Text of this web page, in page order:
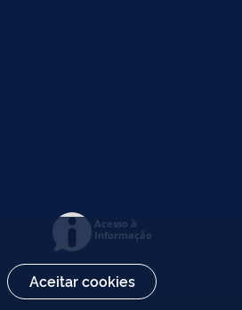
Acesso à
Informação
Aceitar cookies